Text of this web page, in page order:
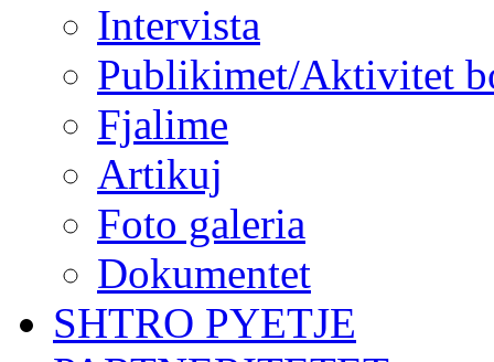
Intervista
Publikimet/Aktivitet
Fjalime
Artikuj
Foto galeria
Dokumentet
SHTRO PYETJE